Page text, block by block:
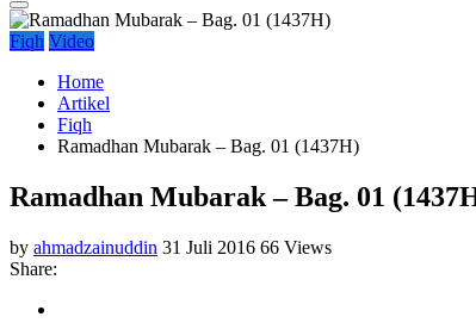
Fiqh Video
Home
Artikel
Fiqh
Ramadhan Mubarak – Bag. 01 (1437H)
Ramadhan Mubarak – Bag. 01
by ahmadzainuddin 31 Juli 2016 66 Views
Share: